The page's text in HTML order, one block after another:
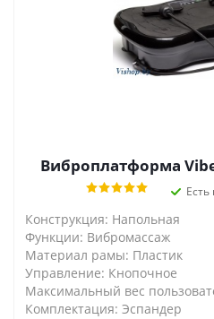
Виброплатформа
Конструкция: Напольная
Функции: Вибромассаж
Материал рамы: Пластик
Управление: Кнопочное
Максимальный вес
Комплектация: Эспандер